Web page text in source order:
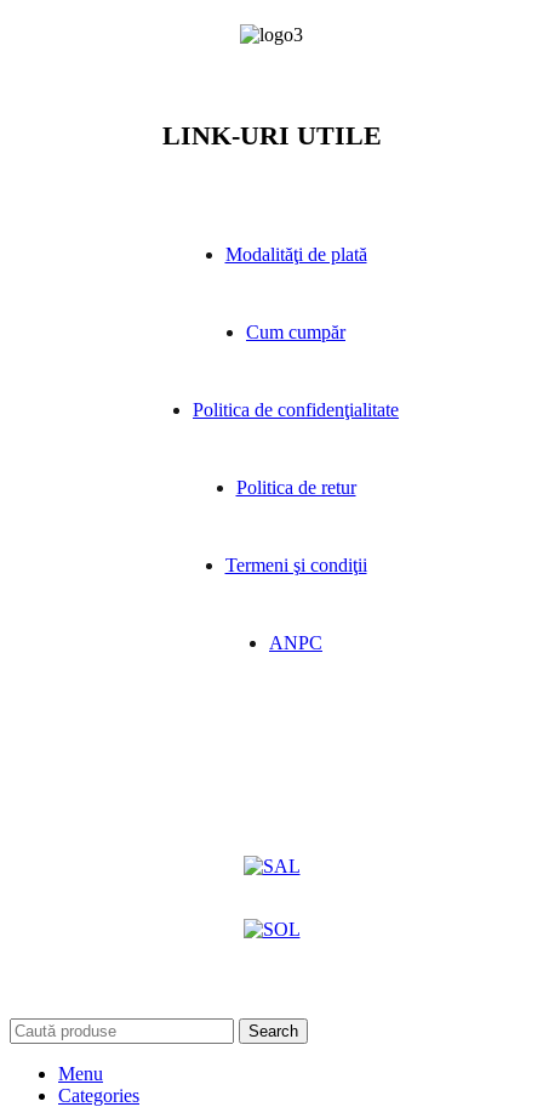
LINK-URI UTILE
Modalităţi de plată
Cum cumpăr
Politica de confidenţialitate
Politica de retur
Termeni şi condiţii
ANPC
Search
Menu
Categories